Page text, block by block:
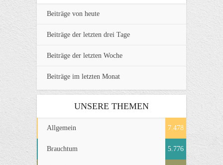
Beiträge von heute
Beiträge der letzten drei Tage
Beiträge der letzten Woche
Beiträge im letzten Monat
UNSERE THEMEN
Allgemein 7.478
Brauchtum 5.776